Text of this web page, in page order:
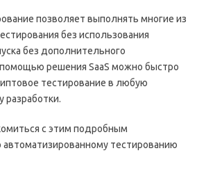
позволяет выполнять многие из
без использования
без дополнительного
решения SaaS можно быстро
тестирование в любую
с этим подробным
тестированию